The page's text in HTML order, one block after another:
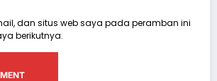
dan situs web saya pada peramban ini
berikutnya.